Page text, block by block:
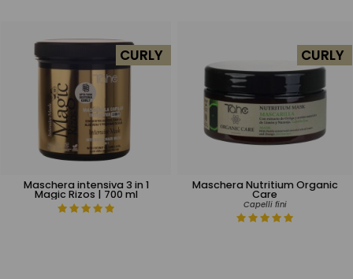
Maschera intensiva 3 in 1
Magic Rizos | 700 ml
CURLY
Maschera Nutritium Organic
Care
Capelli fini
CURLY